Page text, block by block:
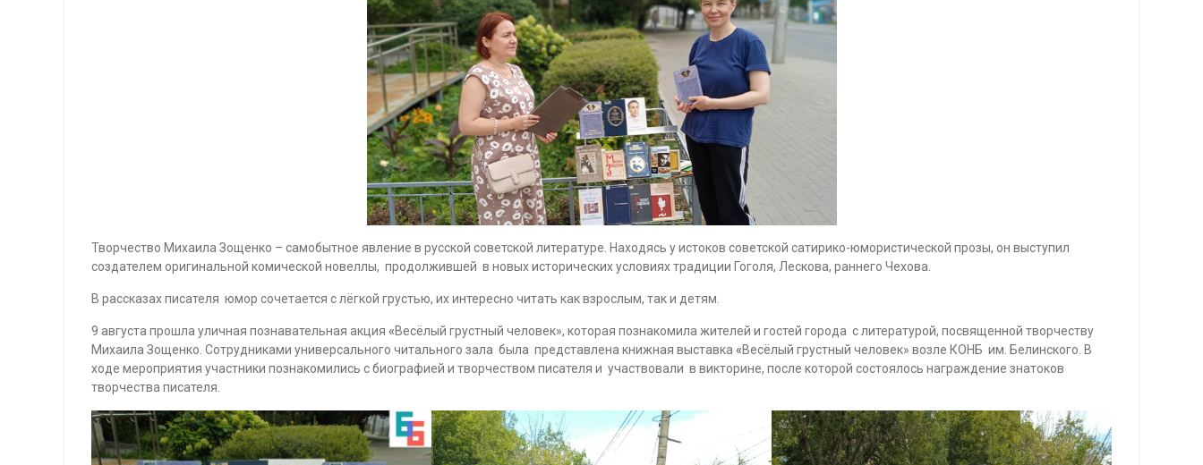
Творчество Михаила Зощенко – самобытное явление в русской советской литературе. Находясь у истоков советской сатирико-юмористической прозы, он выступил
создателем оригинальной комической новеллы, продолжившей в новых исторических условиях традиции Гоголя, Лескова, раннего Чехова.
В рассказах писателя юмор сочетается с лёгкой грустью, их интересно читать как взрослым, так и детям.
9 августа прошла уличная познавательная акция «Весёлый грустный человек», которая познакомила жителей и гостей города с литературой, посвященной творчеству
Михаила Зощенко. Сотрудниками универсального читального зала была представлена книжная выставка «Весёлый грустный человек» возле КОНБ им. Белинского. В
ходе мероприятия участники познакомились с биографией и творчеством писателя и участвовали в викторине, после которой состоялось награждение знатоков
творчества писателя.